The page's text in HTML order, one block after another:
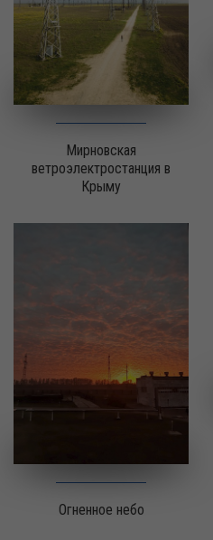
Мирновская
ветроэлектростанция в
Крыму
Огненное небо